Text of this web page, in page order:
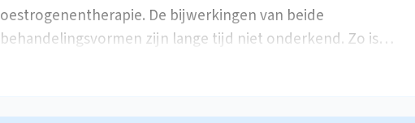
oestrogenentherapie. De bijwerkingen van beide
behandelingsvormen zijn lange tijd niet onderkend. Zo is…